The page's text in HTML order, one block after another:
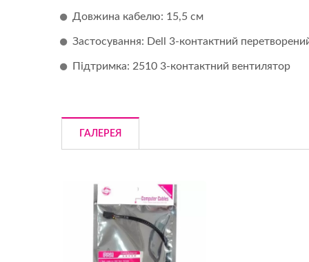
Довжина кабелю: 15,5 см
Застосування: Dell 3-контактний
Підтримка: 2510 3-контактний вентилятор
ГАЛЕРЕЯ
DC Вентилятор